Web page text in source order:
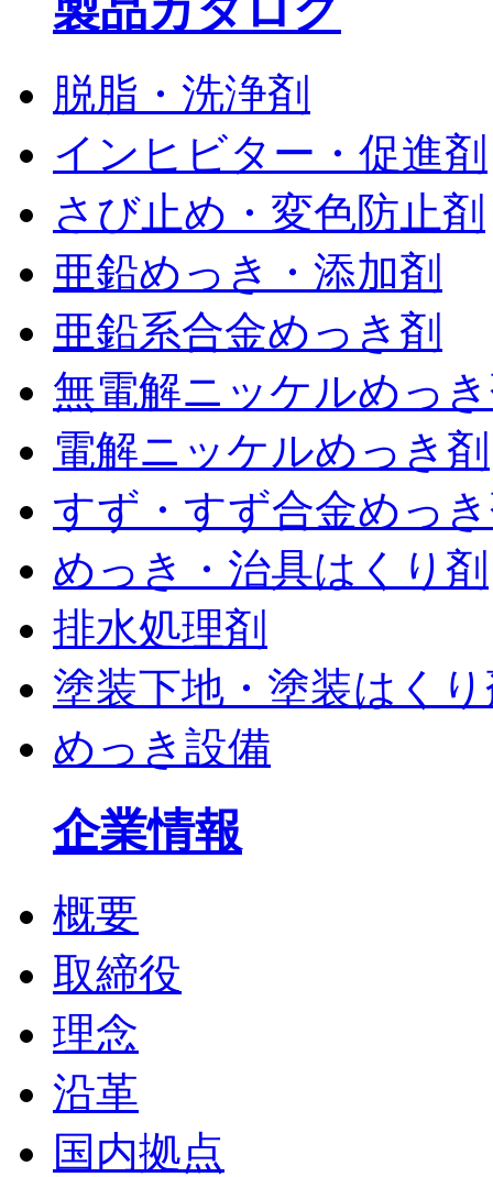
製品カタログ
脱脂・洗浄剤
インヒビター・促進剤
さび止め・変色防止剤
亜鉛めっき・添加剤
亜鉛系合金めっき剤
無電解ニッケルめっ
電解ニッケルめっき剤
すず・すず合金めっ
めっき・治具はくり剤
排水処理剤
塗装下地・塗装はく
めっき設備
企業情報
概要
取締役
理念
沿革
国内拠点